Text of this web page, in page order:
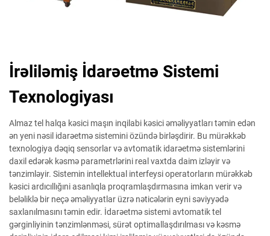
İrəliləmiş İdarəetmə Sistemi
Texnologiyası
Almaz tel halqa kəsici maşın inqilabi kəsici əməliyyatları təmin edən
ən yeni nəsil idarəetmə sistemini özündə birləşdirir. Bu mürəkkəb
texnologiya dəqiq sensorlar və avtomatik idarəetmə sistemlərini
daxil edərək kəsmə parametrlərini real vaxtda daim izləyir və
tənzimləyir. Sistemin intellektual interfeysi operatorların mürəkkəb
kəsici ardıcıllığıni asanlıqla proqramlaşdırmasına imkan verir və
beləliklə bir neçə əməliyyatlar üzrə nəticələrin eyni səviyyədə
saxlanılmasını təmin edir. İdarəetmə sistemi avtomatik tel
gərginliyinin tənzimlənməsi, sürət optimallaşdırılması və kəsmə